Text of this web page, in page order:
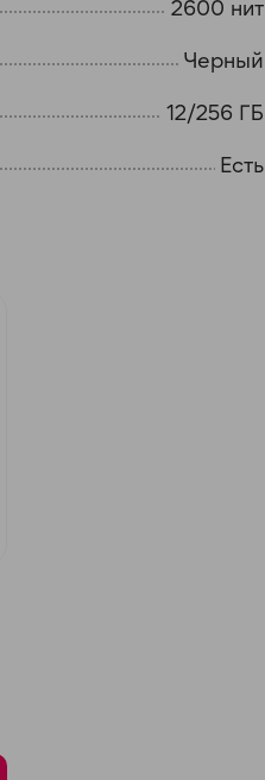
2600 нит
Черный
12/256 ГБ
Есть